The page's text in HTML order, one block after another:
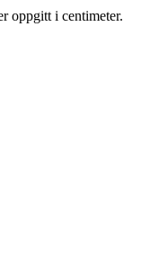
oppgitt i centimeter.